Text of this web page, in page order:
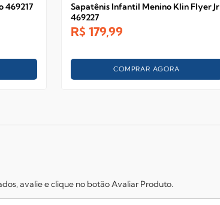
469217
Sapatênis Infantil Menino Klin Flyer Jr
469227
R$ 179,99
COMPRAR AGORA
avalie e clique no botão Avaliar Produto.